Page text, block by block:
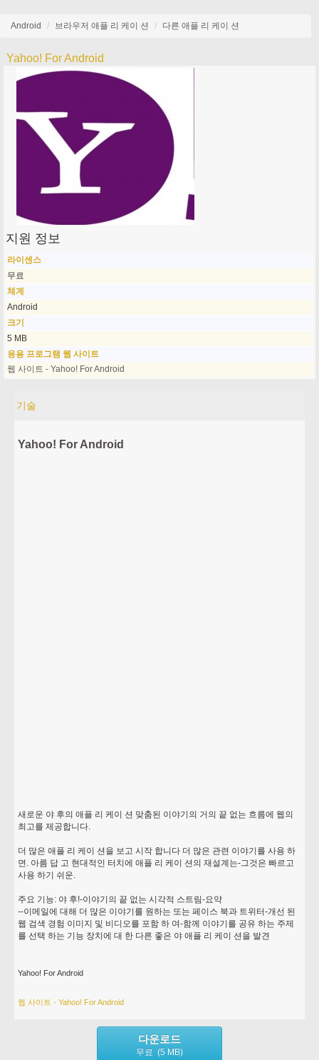
Android 브라우저 애플 리 케이 션 다른 애플 리 케이 션
Yahoo! For Android
지원 정보
라이센스
무료
체계
Android
크기
5 MB
응용 프로그램 웹 사이트
웹 사이트 - Yahoo! For Android
기술
Yahoo! For Android
새로운 야 후의 애플 리 케이 션 맞춤된 이야기의 거의 끝 없는 흐름에 웹의
최고를 제공합니다.
더 많은 애플 리 케이 션을 보고 시작 합니다 더 많은 관련 이야기를 사용 하
면. 아름 답 고 현대적인 터치에 애플 리 케이 션의 재설계는-그것은 빠르고
사용 하기 쉬운.
주요 기능: 야 후!-이야기의 끝 없는 시각적 스트림-요약
--이메일에 대해 더 많은 이야기를 원하는 또는 페이스 북과 트위터-개선 된
웹 검색 경험 이미지 및 비디오를 포함 하 여-함께 이야기를 공유 하는 주제
를 선택 하는 기능 장치에 대 한 다른 좋은 야 애플 리 케이 션을 발견
Yahoo! For Android
웹 사이트 - Yahoo! For Android
다운로드
무료 (5 MB)